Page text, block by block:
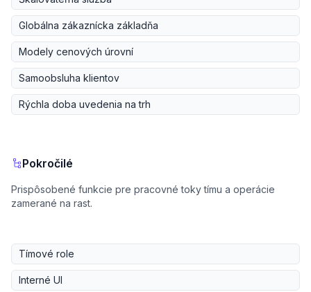
Globálna zákaznícka základňa
Modely cenových úrovní
Samoobsluha klientov
Rýchla doba uvedenia na trh
Pokročilé
Prispôsobené funkcie pre pracovné toky tímu a operácie
zamerané na rast.
Tímové role
Interné UI